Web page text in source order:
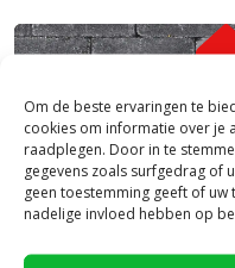
Om de beste ervaringen te
cookies om informatie over je
raadplegen. Door in te
gegevens zoals surfgedrag of
geen toestemming geeft of
nadelige invloed hebben op